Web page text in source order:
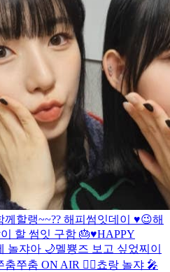
께할랭~~?? 해피썸잇데이 ♥️😉해
할 썸잇 구함 🎂♥️HAPPY
놀쟈아 🌙멜뿅즈 보고 싶었찌이
춤쭈춤 ON AIR 👯‍♀️쵸랑 놀쟈 🎤